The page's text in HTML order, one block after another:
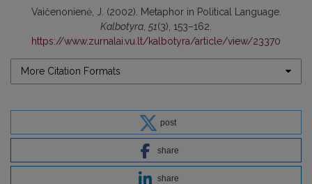
Vaičenonienė, J. (2002). Metaphor in Political Language.
Kalbotyra 51(3), 153–162.
https://www.zurnalai.vu.lt/kalbotyra/article/view/23370
More Citation Formats
post
share
share